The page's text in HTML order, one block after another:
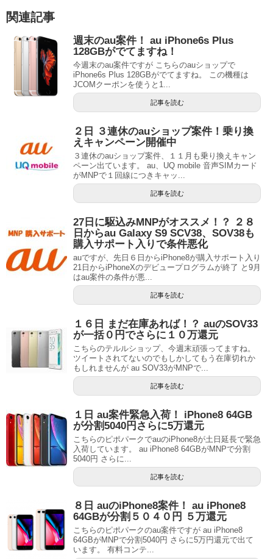
関連記事
週末のau案件！ au iPhone6s Plus
128GBがでてますね！
今週末のau案件ですが こちらのauショップで
iPhone6s Plus 128GBがでてますね。 この機種は
JCOMクーポンを使うと1...
記事を読む
２日 ３連休のauショップ案件！乗り換
えキャンペーン開催中
３連休のauショップ案件、１１月も乗り換えキャン
ペーン出ています。 au、UQ mobile 音声SIMカード
がMNPで１回線につきキャッ...
記事を読む
27日に駆込みMNPがオススメ！？ ２８
日からau Galaxy S9 SCV38、SOV38も
購入サポート入りで条件悪化
auですが、先日６日からiPhone8が購入サポート入り
21日からiPhoneXのデビュープログラムが終了 と9月
はau案件の条件が悪...
記事を読む
１６日 まだ在庫あれば！？ auのSOV33
が一括０円でさらに１０万還元
こちらのテルルショップ、今週末頑張ってますね。
ツイートされてないのでもしかしてもう在庫切れか
もしれませんが au SOV33がMNPで...
記事を読む
１日 au案件緊急入荷！ iPhone8 64GB
が分割5040円さらに5万還元
こちらのピポパークでauのiPhone8が土日延長で緊急
入荷しています。 au iPhone8 64GBがMNPで分割
5040円 さらに...
記事を読む
８日 auのiPhone8案件！ au iPhone8
64GBが分割５０４０円 ５万還元
こちらのピポパークのau案件ですが au iPhone8
64GBがMNPで分割5040円 さらに5万円還元で出て
います。 有料コンテ...